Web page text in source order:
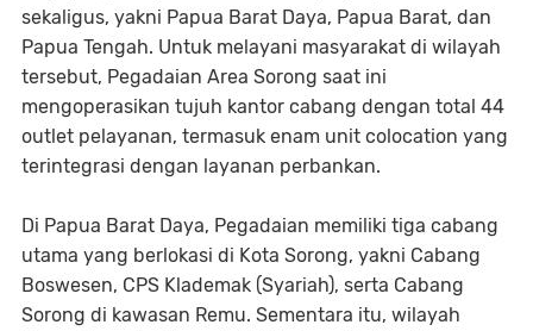
sekaligus, yakni Papua Barat Daya, Papua Barat, dan
Papua Tengah. Untuk melayani masyarakat di wilayah
tersebut, Pegadaian Area Sorong saat ini
mengoperasikan tujuh kantor cabang dengan total 44
outlet pelayanan, termasuk enam unit colocation yang
terintegrasi dengan layanan perbankan.
Di Papua Barat Daya, Pegadaian memiliki tiga cabang
utama yang berlokasi di Kota Sorong, yakni Cabang
Boswesen, CPS Klademak (Syariah), serta Cabang
Sorong di kawasan Remu. Sementara itu, wilayah